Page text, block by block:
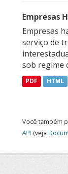
Empresas
Empresas
serviço de
sob regime
PDF HTML
Você também
API (veja